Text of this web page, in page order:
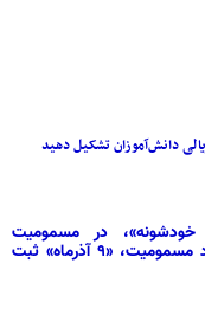
دانش‌آموزان تشکیل دهید
خودشونه»، در مسمومیت
دانش‌آموزان، «تقویت شده» / اولین مورد مسمومیت، «۹ آذرماه» ثبت